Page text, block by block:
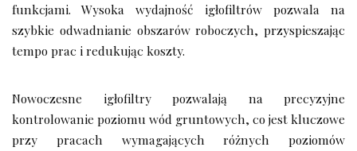
funkcjami. Wysoka wydajność igłofiltrów pozwala na
szybkie odwadnianie obszarów roboczych, przyspieszając
tempo prac i redukując koszty.
Nowoczesne igłofiltry pozwalają na precyzyjne
kontrolowanie poziomu wód gruntowych, co jest kluczowe
przy pracach wymagających różnych poziomów